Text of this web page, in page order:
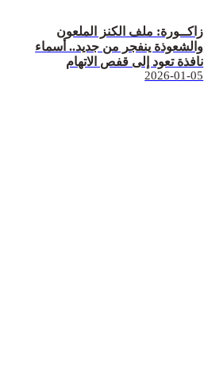
زاكــورة: ملف الكنز الملعون
والشعوذة ينفجر من جديد.. أسماء
نافذة تعود إلى قفص الاتهام
2026-01-05